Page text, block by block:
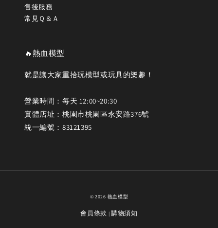
售後服務
常見Ｑ＆Ａ
🔥熱血模型
就是讓大家重拾玩模型或玩具的樂趣！
營業時間：每天 12:00~20:30
實體店址：桃園市桃園區永安路376號
統一編號：83121395
© 2026 熱血模型
會員條款 |購物須知